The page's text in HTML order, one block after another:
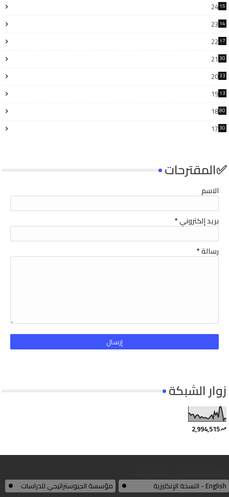
2415
6
23 14
6
2217
3
21 30
6
2033
8
1913
7
1880
1730
4
✅المقترحات
الاسم
بريد إلكتروني*
رسالة*
زوار الشبكة
2,994,515
مؤسسة الجيوستراتيجي للدراسات
English - النسخة الإنكليزية